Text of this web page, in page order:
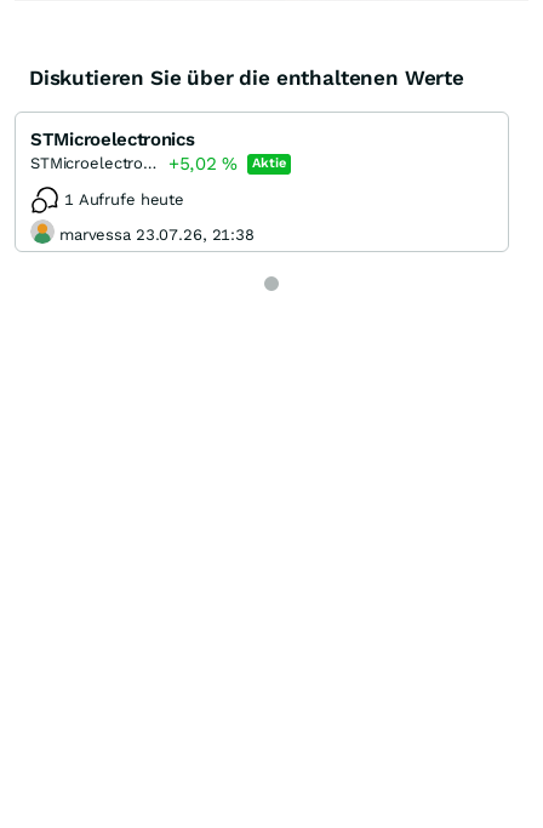
Diskutieren Sie über die enthaltenen Werte
STMicroelectronics
STMicroelectronics +5,02% Aktie
1 Aufrufe heute
marvessa 23.07.26, 21:38